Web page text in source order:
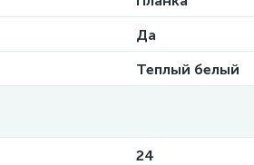
Да
Теплый белый
24